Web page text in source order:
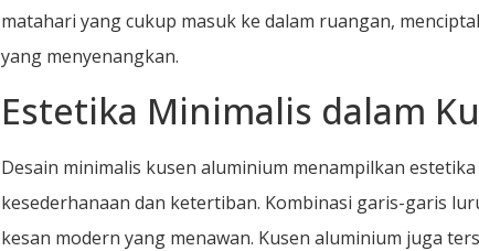
matahari yang cukup masuk ke dalam ruangan,
yang menyenangkan.
Estetika Minimalis dalam
Desain minimalis kusen aluminium menampilkan
kesederhanaan dan ketertiban. Kombinasi garis-garis
kesan modern yang menawan. Kusen aluminium juga